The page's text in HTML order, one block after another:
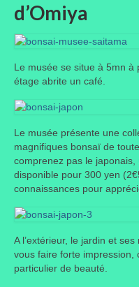
Infos pratiques
Règlement
Où trouver le
Qui sommes-nous
Annonces
d’Omiya
Le musée se situe à 5mn à
étage abrite un café.
Le musée présente une
magnifiques bonsaï de
comprenez pas le
disponible pour 300 yen
connaissances pour
A l’extérieur, le jardin et
vous faire forte impression,
particulier de beauté.